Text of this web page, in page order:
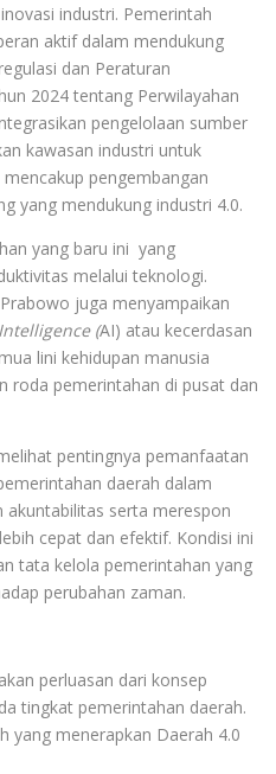
industri. Pemerintah
aktif dalam mendukung
dan Peraturan
2024 tentang Perwilayahan
pengelolaan sumber
kawasan industri untuk
pengembangan
yang mendukung industri 4.0.
yang baru ini yang
melalui teknologi.
juga menyampaikan
(AI) atau kecerdasan
lini kehidupan manusia
roda pemerintahan di pusat dan
pentingnya pemanfaatan
daerah dalam
akuntabilitas serta merespon
cepat dan efektif. Kondisi ini
tata kelola pemerintahan yang
perubahan zaman.
perluasan dari konsep
tingkat pemerintahan daerah.
yang menerapkan Daerah 4.0